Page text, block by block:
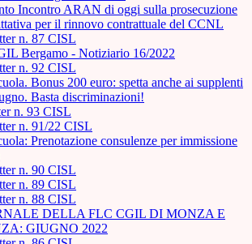
Incontro ARAN di oggi sulla prosecuzione
per il rinnovo contrattuale del CCNL
n. 87 CISL
Bergamo - Notiziario 16/2022
n. 92 CISL
Bonus 200 euro: spetta anche ai supplenti
Basta discriminazioni!
n. 93 CISL
n. 91/22 CISL
Prenotazione consulenze per immissione
n. 90 CISL
n. 89 CISL
n. 88 CISL
DELLA FLC CGIL DI MONZA E
GIUGNO 2022